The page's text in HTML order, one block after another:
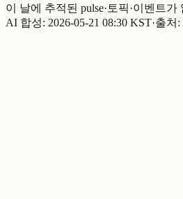
이 날에 추적된 pulse·토픽·이벤트가
AI 합성: 2026-05-21 08:30 KST·출처: